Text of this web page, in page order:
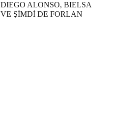
DIEGO ALONSO, BIELSA
VE ŞİMDİ DE FORLAN